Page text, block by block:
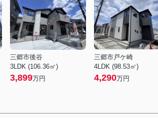
三郷市後谷
3LDK (106.36㎡)
3,899万円
三郷市戸ケ崎
4LDK (98.53㎡)
4,290万円